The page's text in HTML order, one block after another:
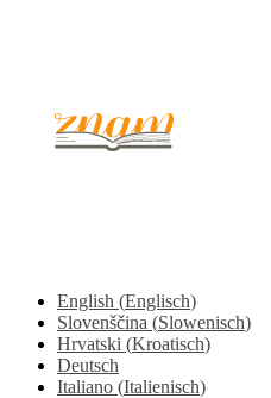
English (Englisch)
Slovenščina (Slowenisch)
Hrvatski (Kroatisch)
Deutsch
Italiano (Italienisch)